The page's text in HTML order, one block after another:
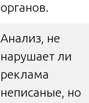
органов.
Анализ, не
нарушает ли
реклама
неписаные, но